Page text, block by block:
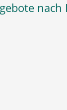
nach